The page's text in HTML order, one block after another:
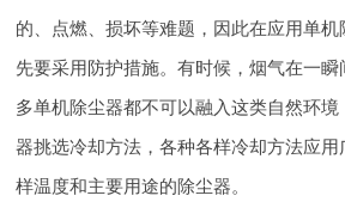
的、点燃、损坏等难题，因此在应用单机
先要采用防护措施。有时候，烟气在一
多单机除尘器都不可以融入这类自然环
器挑选冷却方法，各种各样冷却方法应
样温度和主要用途的除尘器。